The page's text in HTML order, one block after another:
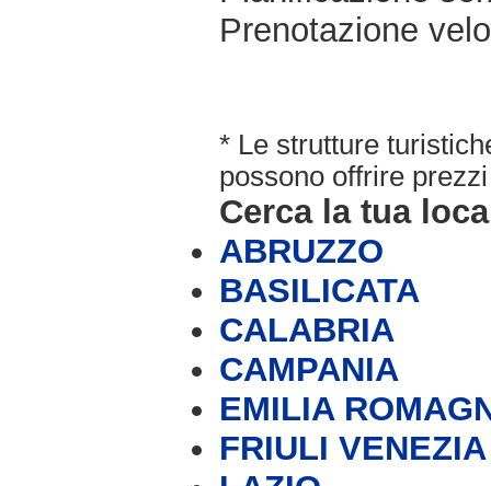
Prenotazione
* Le strutture
possono offrire
Cerca la tua
ABRUZZO
BASILICATA
CALABRIA
CAMPANIA
EMILIA
FRIULI